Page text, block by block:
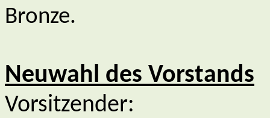
Bronze.
Neuwahl des Vorstands
Vorsitzender: